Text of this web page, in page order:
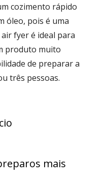
cozimento rápido
óleo, pois é uma
fyer é ideal para
produto muito
de preparar a
três pessoas.
mais